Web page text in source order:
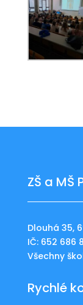
ZŠ a MŠ
Dlouhá 35,
IČ: 652 686
Všechny
Rychlé